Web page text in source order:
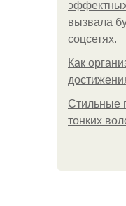
вызвала
соцсетях.
Как
Стильные
тонких